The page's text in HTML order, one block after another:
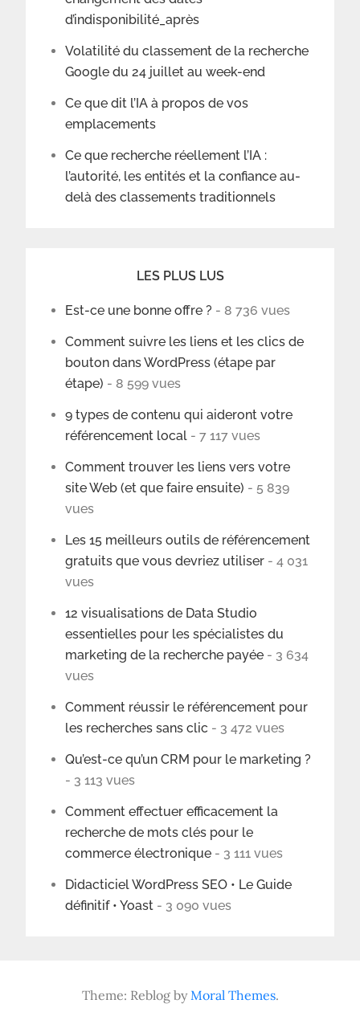
d’indisponibilité_après
Volatilité du classement de la recherche
Google du 24 juillet au week-end
Ce que dit l’IA à propos de vos
emplacements
Ce que recherche réellement l’IA :
l’autorité, les entités et la confiance au-
delà des classements traditionnels
LES PLUS LUS
Est-ce une bonne offre ? - 8 736 vues
Comment suivre les liens et les clics de
bouton dans WordPress (étape par
étape) - 8 599 vues
9 types de contenu qui aideront votre
référencement local - 7 117 vues
Comment trouver les liens vers votre
site Web (et que faire ensuite) - 5 839
vues
Les 15 meilleurs outils de référencement
gratuits que vous devriez utiliser - 4 031
vues
12 visualisations de Data Studio
essentielles pour les spécialistes du
marketing de la recherche payée - 3 634
vues
Comment réussir le référencement pour
les recherches sans clic - 3 472 vues
Qu’est-ce qu’un CRM pour le marketing ?
- 3 113 vues
Comment effectuer efficacement la
recherche de mots clés pour le
commerce électronique - 3 111 vues
Didacticiel WordPress SEO • Le Guide
définitif • Yoast - 3 090 vues
Theme: Reblog by Moral Themes.